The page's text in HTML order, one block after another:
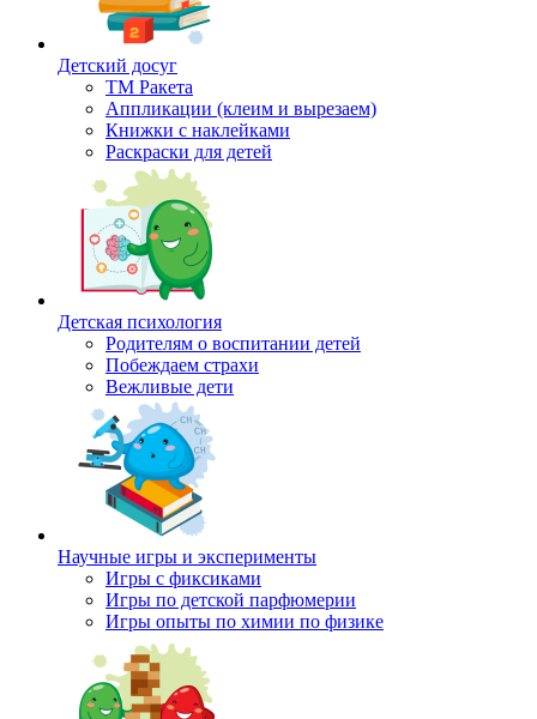
Детский досуг
ТМ Ракета
Аппликации (клеим и вырезаем)
Книжки с наклейками
Раскраски для детей
Детская психология
Родителям о воспитании детей
Побеждаем страхи
Вежливые дети
Научные игры и эксперименты
Игры с фиксиками
Игры по детской парфюмерии
Игры опыты по химии по физике